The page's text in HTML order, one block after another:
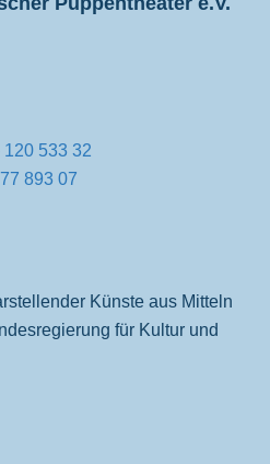
120 533 32
893 07
Künste aus Mitteln
für Kultur und